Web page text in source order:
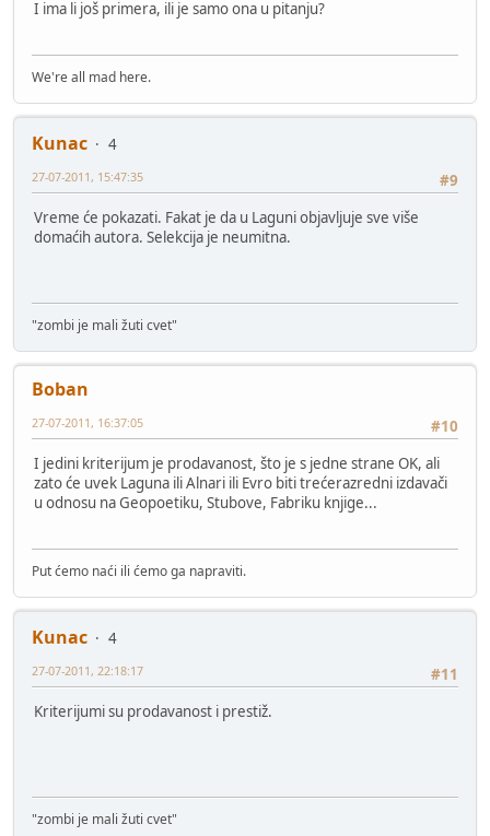
I ima li još primera, ili je samo ona u pitanju?
We're all mad here.
Kunac
4
#9
27-07-2011, 15:47:35
Vreme će pokazati. Fakat je da u Laguni objavljuje sve više
domaćih autora. Selekcija je neumitna.
"zombi je mali žuti cvet"
Boban
#10
27-07-2011, 16:37:05
I jedini kriterijum je prodavanost, što je s jedne strane OK, ali
zato će uvek Laguna ili Alnari ili Evro biti trećerazredni izdavači
u odnosu na Geopoetiku, Stubove, Fabriku knjige...
Put ćemo naći ili ćemo ga napraviti.
Kunac
4
#11
27-07-2011, 22:18:17
Kriterijumi su prodavanost i prestiž.
"zombi je mali žuti cvet"